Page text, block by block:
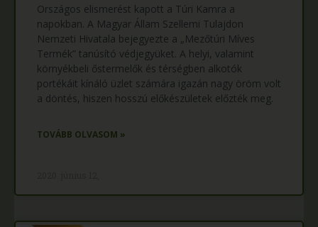
Országos elismerést kapott a Túri Kamra a
napokban. A Magyar Állam Szellemi Tulajdon
Nemzeti Hivatala bejegyezte a „Mezőtúri Míves
Termék” tanúsító védjegyüket. A helyi, valamint
környékbeli őstermelők és térségben alkotók
portékáit kínáló üzlet számára igazán nagy öröm volt
a döntés, hiszen hosszú előkészületek előzték meg.
TOVÁBB OLVASOM »